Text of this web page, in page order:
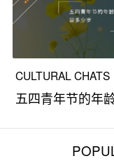
CULTURAL CHATS
漫谈
五四青年节的年